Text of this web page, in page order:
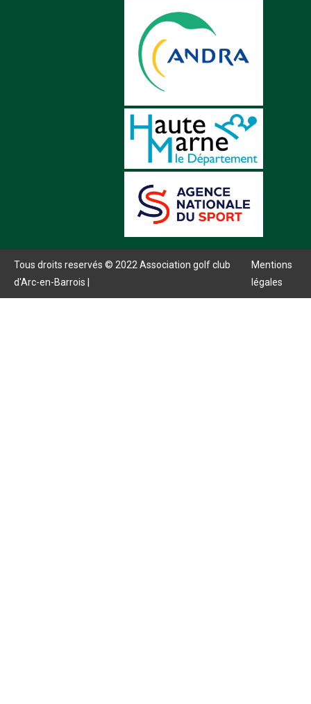
Tous droits reservés © 2022 Association golf club
d'Arc-en-Barrois |
Mentions
légales